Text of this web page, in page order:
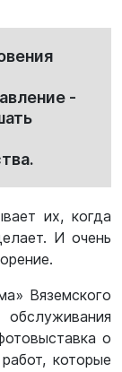
-
их, когда
И очень
Вяземского
о
которые